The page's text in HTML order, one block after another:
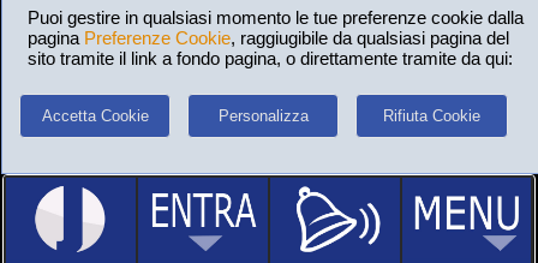
Puoi gestire in qualsiasi momento le tue preferenze cookie dalla
pagina Preferenze Cookie, raggiugibile da qualsiasi pagina del
sito tramite il link a fondo pagina, o direttamente tramite da qui:
Accetta Cookie Personalizza Rifiuta Cookie